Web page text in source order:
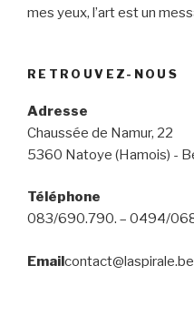
mes yeux, l’art est un
RETROUVEZ-NOUS
Adresse
Chaussée de Namur, 22
5360 Natoye (Hamois) -
Téléphone
083/690.790. – 0494/
Emailcontact@laspirale.be